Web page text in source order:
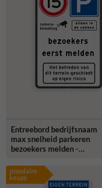
Entreebord bedrijfsnaam
max snelheid parkeren
bezoekers melden -
populaire
keuze